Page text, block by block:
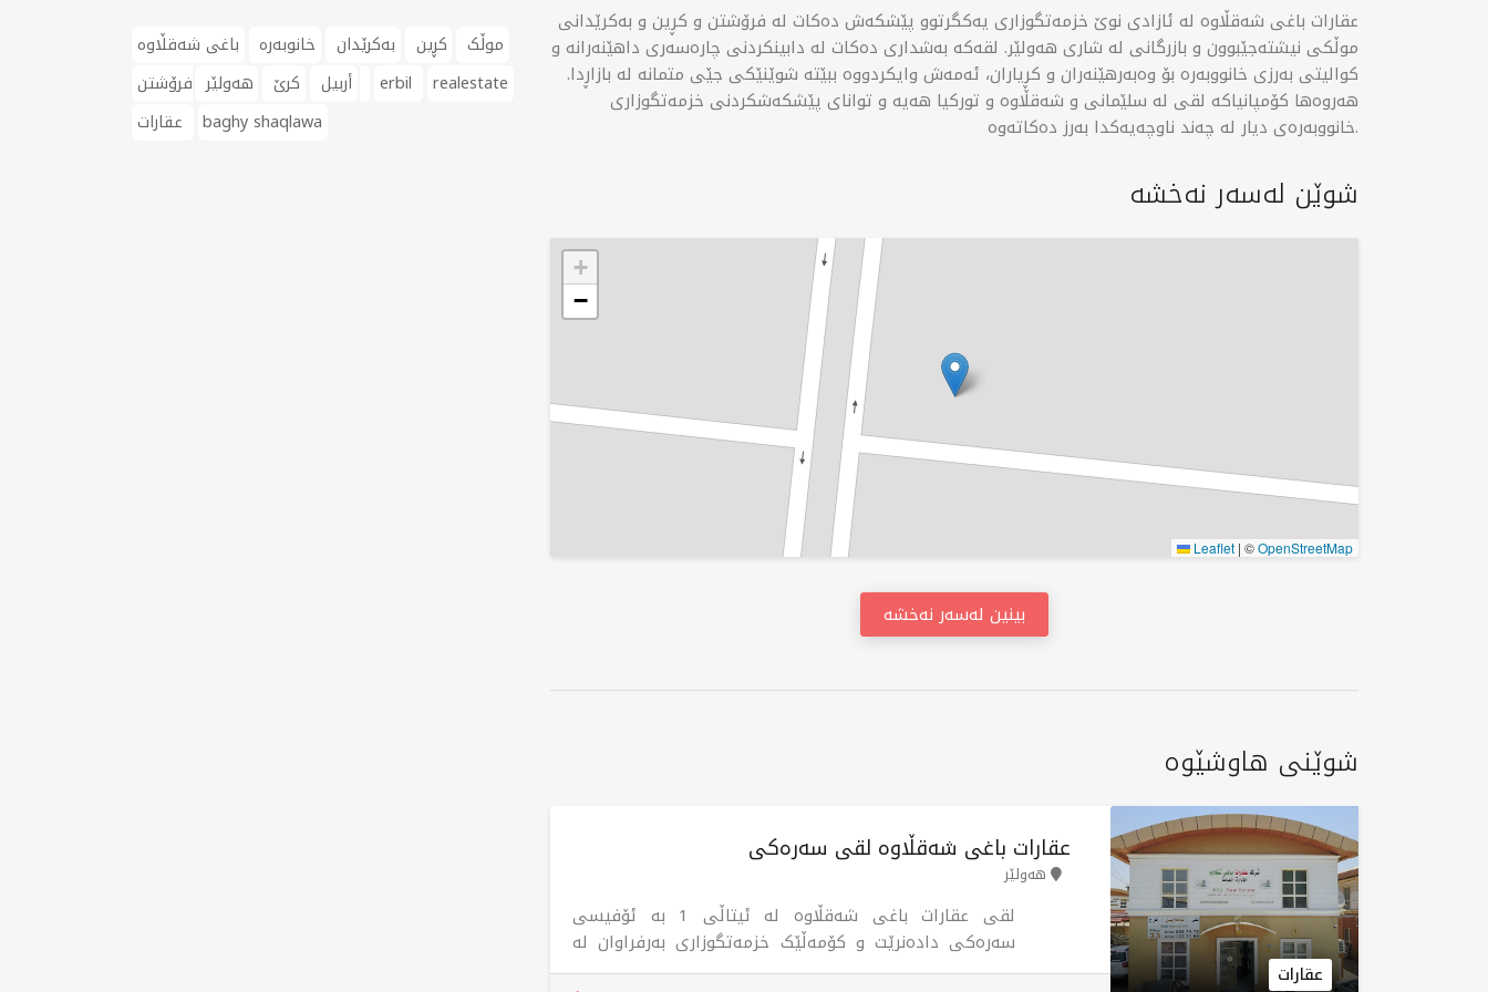
موڵک کڕین بەکرێدان خانوبەرە
باغی شەقڵاوە
أربيل
کرێ هەولێر erbil
realestate
baghy shaqlawa
عقارات باغی شەقڵاوە لە ئازادی نوێ خزمەتگوزاری یەکگرتوو پێشکەش دەکات لە فرۆشتن و کڕین و بەکرێدانی
موڵکی نیشتەجێبوون و بازرگانی لە شاری هەولێر. لقەکە بەشداری دەکات لە دابینکردنی چارەسەری داهێنەرانە و
کوالیتی بەرزی خانووبەرە بۆ وەبەرهێنەران و کڕیاران، ئەمەش وایکردووە ببێتە شوێنێکی جێی متمانە لە بازاڕدا.
هەروەها کۆمپانیاکە لقی لە سلێمانی و شەقڵاوە و تورکیا هەیە و توانای پێشکەشکردنی خزمەتگوزاری
خانووبەرەی دیار لە چەند ناوچەیەکدا بەرز دەکاتەوە.
شوێن لەسەر نەخشە
+
−
Leaflet | ©OpenStreetMap
بینین لەسەر نەخشە
شوێنی هاوشێوە
عقارات باغی شەقڵاوە لقی سەرەکی
هەولێر
عقارات
لقی عقارات باغی شەقڵاوە لە ئیتاڵی 1 بە ئۆفیسی
سەرەکی دادەنرێت و کۆمەڵێک خزمەتگوزاری بەرفراوان لە
بوارەکانی فرۆشتن و کڕین و بەکرێدانی موڵکی نیشتەجێبوون